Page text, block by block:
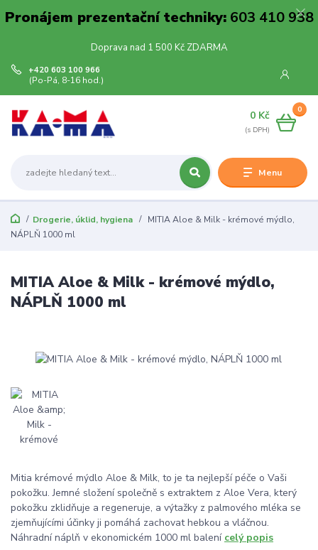
Pronájem prezentační techniky:603 410 938
Doprava nad 1 500 Kč ZDARMA
Menu
+420 603 100 966
(Po-Pá, 8-16 hod.)
0
0 Kč
Drogerie, úklid, hygiena
MITIA Aloe & Milk - krémové mýdlo,
NÁPLŇ 1000 ml
MITIA Aloe & Milk - krémové mýdlo,
NÁPLŇ 1000 ml
Mitia krémové mýdlo Aloe & Milk, to je ta nejlepší péče o Vaši
pokožku. Jemné složení společně s extraktem z Aloe Vera, který
pokožku zklidňuje a regeneruje, a výtažky z palmového mléka se
zjemňujícími účinky ji pomáhá zachovat hebkou a vláčnou.
Náhradní náplň v ekonomickém 1000 ml balení celý popis